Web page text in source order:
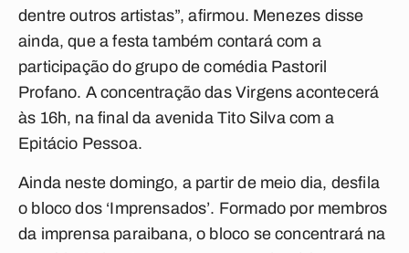
dentre outros artistas”, afirmou. Menezes disse
ainda, que a festa também contará com a
participação do grupo de comédia Pastoril
Profano. A concentração das Virgens acontecerá
às 16h, na final da avenida Tito Silva com a
Epitácio Pessoa.
Ainda neste domingo, a partir de meio dia, desfila
o bloco dos ‘Imprensados’. Formado por membros
da imprensa paraibana, o bloco se concentrará na